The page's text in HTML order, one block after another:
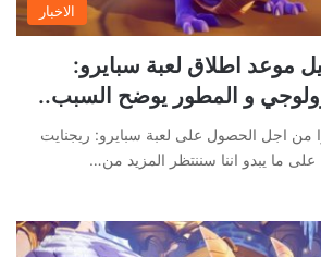
الاخبار
موعد اطلاق لعبة سبايرو:
و المطور يوضح السبب..
من اجل الحصول على لعبة سبايرو: ريجنايت
ما يبدو اننا سننتظر المزيد من…